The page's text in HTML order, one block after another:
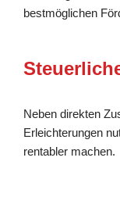
bestmöglichen
Neben direkten
Erleichterungen
rentabler machen.